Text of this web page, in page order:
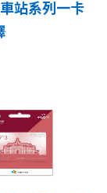
站系列一卡